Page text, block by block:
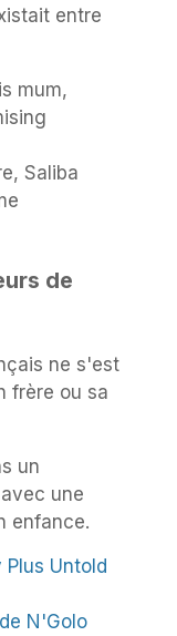
entre
Saliba
de
ne s'est
frère ou sa
un
une
enfance.
N'Golo